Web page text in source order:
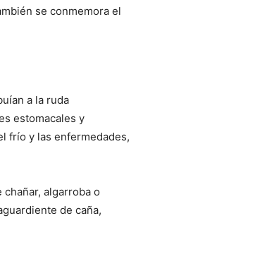
se conmemora el
a la ruda
estomacales y
frío y las enfermedades,
algarroba o
de caña,